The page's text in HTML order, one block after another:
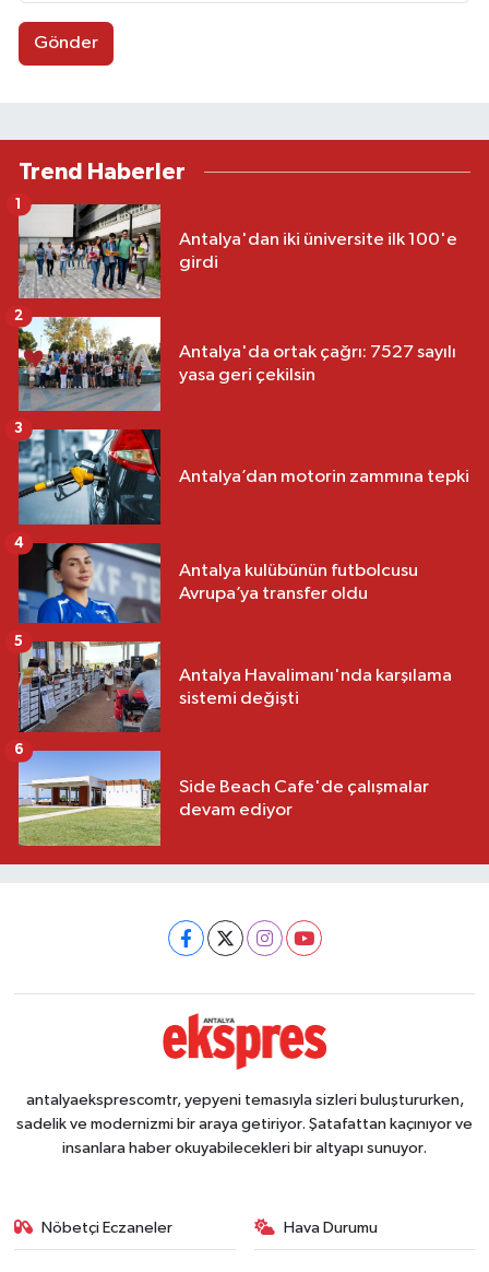
Gönder
Trend Haberler
Antalya'dan iki üniversite ilk 100'e
girdi
1
Antalya'da ortak çağrı: 7527 sayılı
yasa geri çekilsin
2
Antalya’dan motorin zammına tepki
3
Antalya kulübünün futbolcusu
Avrupa’ya transfer oldu
4
Antalya Havalimanı'nda karşılama
sistemi değişti
5
Side Beach Cafe'de çalışmalar
devam ediyor
6
antalyaeksprescomtr, yepyeni temasıyla sizleri buluştururken,
sadelik ve modernizmi bir araya getiriyor. Şatafattan kaçınıyor ve
insanlara haber okuyabilecekleri bir altyapı sunuyor.
Nöbetçi Eczaneler Hava Durumu